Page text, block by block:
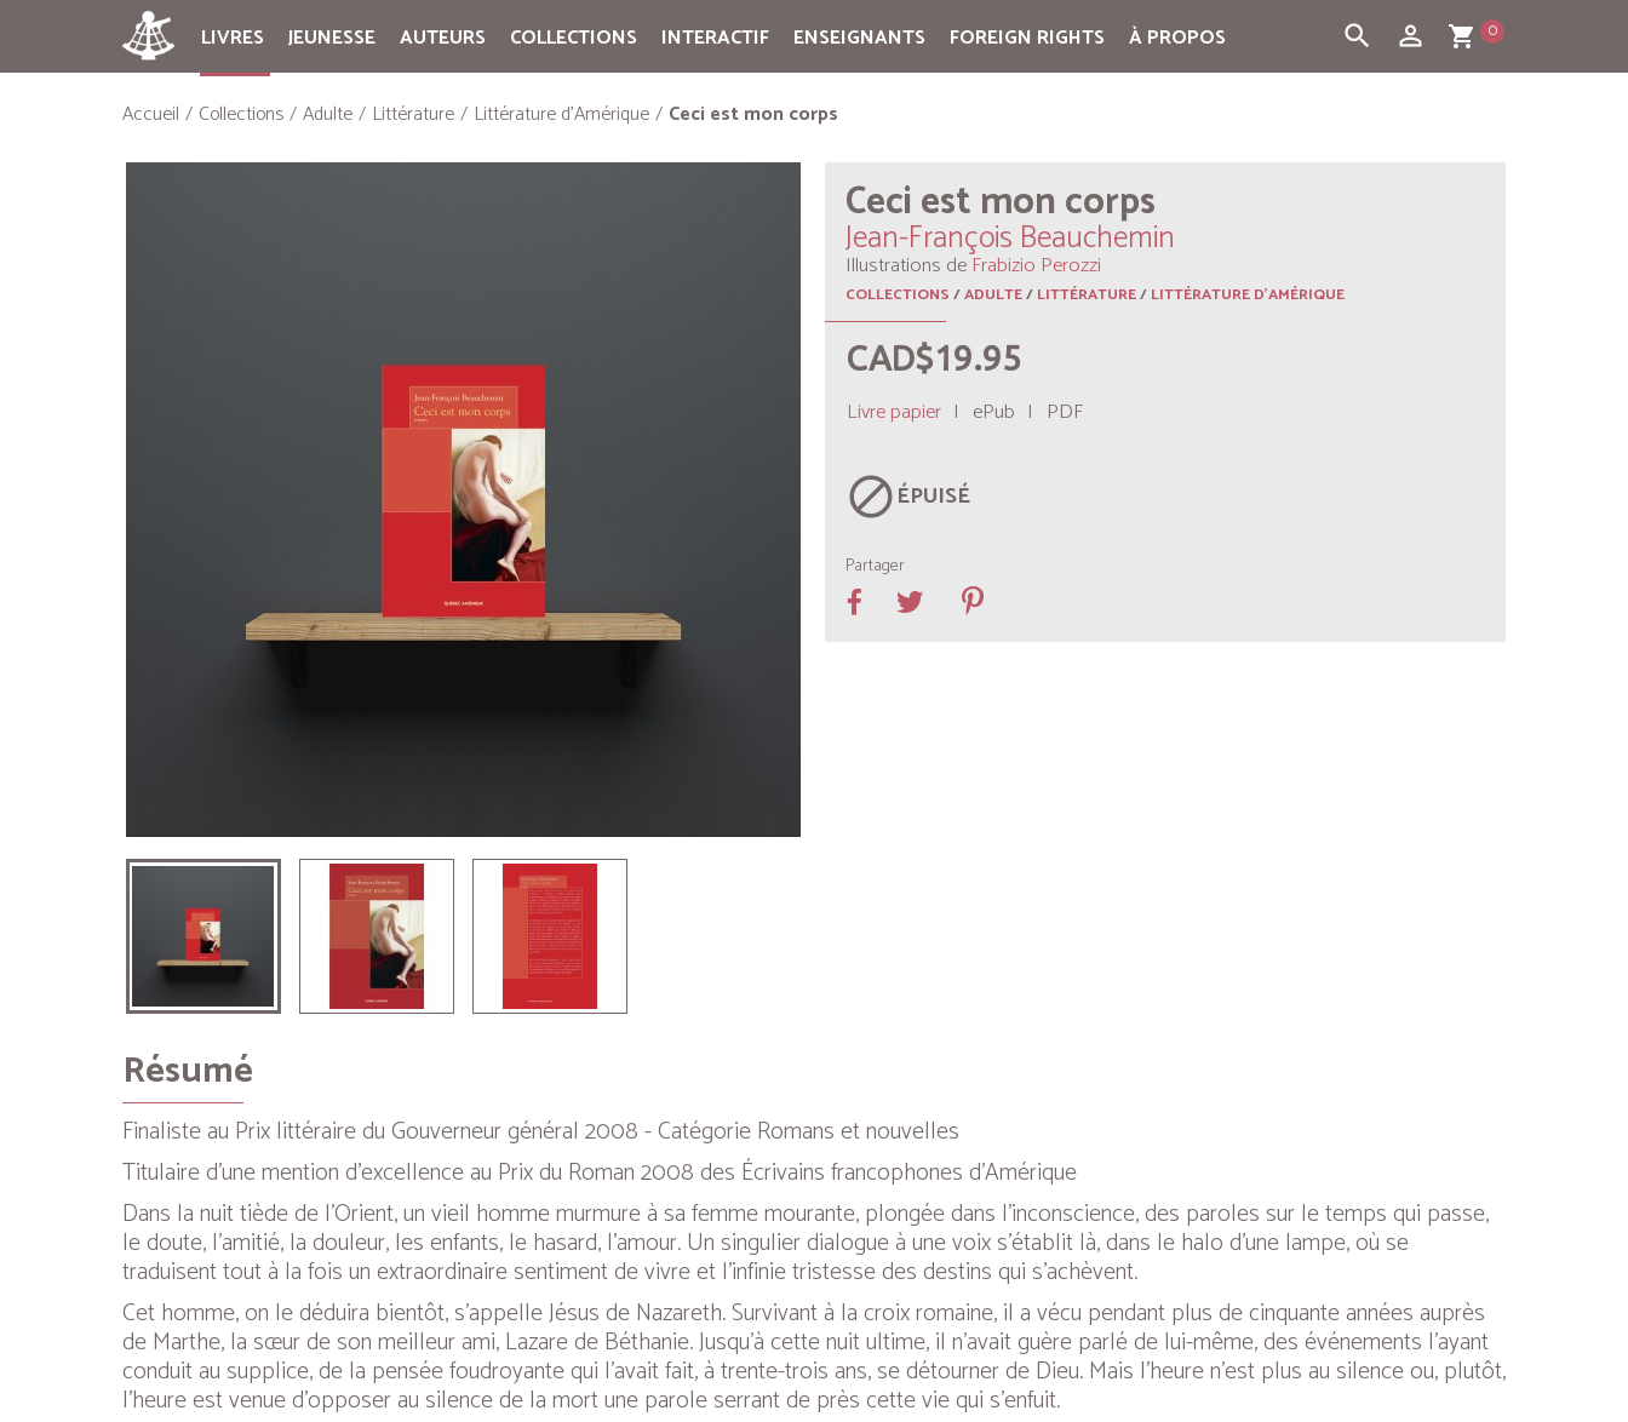
LIVRES JEUNESSE AUTEURS COLLECTIONS INTERACTIF ENSEIGNANTS FOREIGN RIGHTS À PROPOS shopping_cart 0
person_outline
search
Accueil Collections Adulte Littérature Littérature d'Amérique Ceci est mon corps
Ceci est mon corps
Jean-François Beauchemin
Illustrations de Frabizio Perozzi
COLLECTIONS/ADULTE/LITTÉRATURE/LITTÉRATURE D'AMÉRIQUE
CAD$19.95
Livre papier | ePub | PDF
blockÉPUISÉ
Partager
Résumé
Finaliste au Prix littéraire du Gouverneur général 2008 - Catégorie Romans et nouvelles
Titulaire d’une mention d’excellence au Prix du Roman 2008 des Écrivains francophones d’Amérique
Dans la nuit tiède de l’Orient, un vieil homme murmure à sa femme mourante, plongée dans l’inconscience, des paroles sur le temps qui passe,
le doute, l’amitié, la douleur, les enfants, le hasard, l’amour. Un singulier dialogue à une voix s’établit là, dans le halo d’une lampe, où se
traduisent tout à la fois un extraordinaire sentiment de vivre et l’infinie tristesse des destins qui s’achèvent.
Cet homme, on le déduira bientôt, s’appelle Jésus de Nazareth. Survivant à la croix romaine, il a vécu pendant plus de cinquante années auprès
de Marthe, la sœur de son meilleur ami, Lazare de Béthanie. Jusqu’à cette nuit ultime, il n’avait guère parlé de lui-même, des événements l’ayant
conduit au supplice, de la pensée foudroyante qui l’avait fait, à trente-trois ans, se détourner de Dieu. Mais l’heure n’est plus au silence ou, plutôt,
l’heure est venue d’opposer au silence de la mort une parole serrant de près cette vie qui s’enfuit.